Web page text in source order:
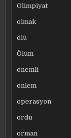
Olimpiyat
olmak
ölü
Ölüm
önemli
önlem
operasyon
ordu
orman